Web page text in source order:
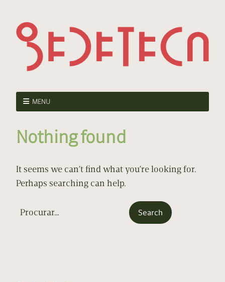
MENU
Nothing found
It seems we can’t find what you’re looking for.
Perhaps searching can help.